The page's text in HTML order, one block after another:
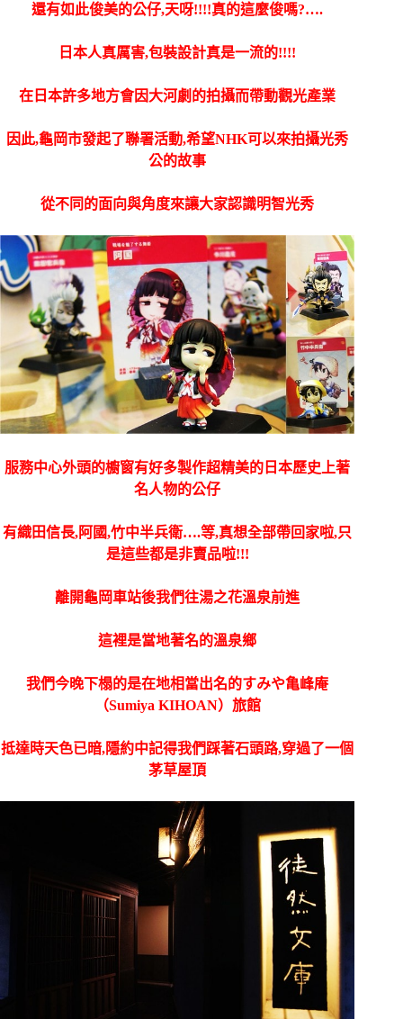
還有如此俊美的公仔,天呀!!!!真的這麼俊嗎?….
日本人真厲害,包裝設計真是一流的!!!!
在日本許多地方會因大河劇的拍攝而帶動觀光產業
因此,龜岡市發起了聯署活動,希望NHK可以來拍攝光秀
公的故事
從不同的面向與角度來讓大家認識明智光秀
服務中心外頭的櫥窗有好多製作超精美的日本歷史上著
名人物的公仔
有織田信長,阿國,竹中半兵衛….等,真想全部帶回家啦,只
是這些都是非賣品啦!!!
離開龜岡車站後我們往湯之花溫泉前進
這裡是當地著名的溫泉鄉
我們今晚下榻的是在地相當出名的すみや亀峰庵
（Sumiya KIHOAN）旅館
抵達時天色已暗,隱約中記得我們踩著石頭路,穿過了一個
茅草屋頂